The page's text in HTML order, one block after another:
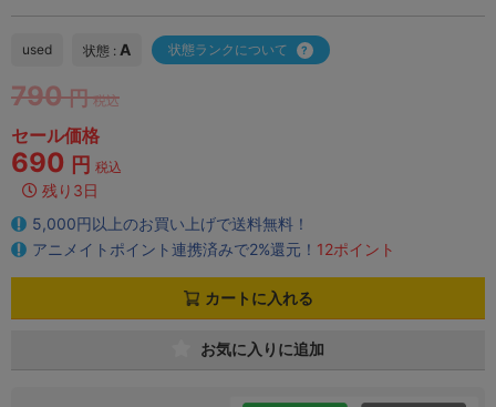
used 状態 : A 状態ランクについて
790 円 税込
セール価格
690 円 税込
残り3日
5,000円以上のお買い上げで送料無料！
アニメイトポイント連携済みで2%還元！ 12ポイント
カートに入れる
お気に入りに追加